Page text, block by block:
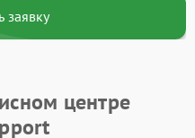
заявку
центре